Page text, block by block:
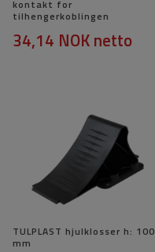
kontakt for
tilhengerkoblingen
34,14 NOKnetto
TULPLAST hjulklosser h: 100
mm